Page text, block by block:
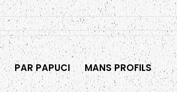
PAR PAPUCI MANS PROFILS